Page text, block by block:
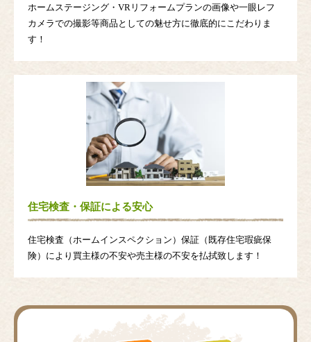
ホームステージング・VRリフォームプランの画像や一眼レフ
カメラでの撮影等商品としての魅せ方に徹底的にこだわりま
す！
住宅検査・保証による安心
住宅検査（ホームインスペクション）保証（既存住宅瑕疵保
険）により買主様の不安や売主様の不安を払拭致します！